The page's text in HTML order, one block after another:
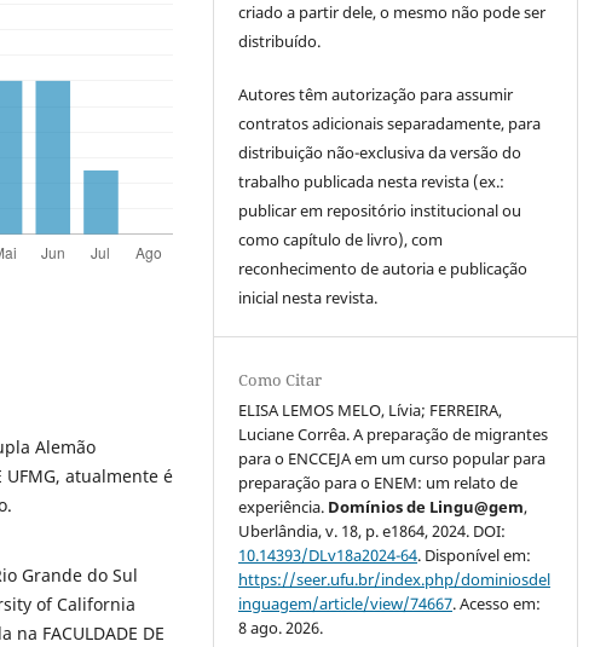
Alemão
atualmente é
Grande do Sul
of California
FACULDADE DE
criado a partir dele, o mesmo não pode ser
distribuído.
Autores têm autorização para assumir
contratos adicionais separadamente, para
distribuição não-exclusiva da versão do
trabalho publicada nesta revista (ex.:
publicar em repositório institucional ou
como capítulo de livro), com
reconhecimento de autoria e publicação
inicial nesta revista.
Como Citar
ELISA LEMOS MELO, Lívia; FERREIRA,
Luciane Corrêa. A preparação de migrantes
para o ENCCEJA em um curso popular para
preparação para o ENEM: um relato de
experiência. Domínios de Lingu@gem,
Uberlândia, v. 18, p. e1864, 2024. DOI:
10.14393/DLv18a2024-64. Disponível em:
https://seer.ufu.br/index.php/dominiosdel
inguagem/article/view/74667. Acesso em:
8 ago. 2026.